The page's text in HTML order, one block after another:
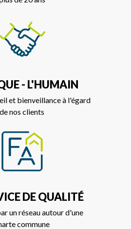
- L'HUMAIN
et bienveillance à l'égard
de nos clients
DE QUALITÉ
un réseau autour d'une
commune